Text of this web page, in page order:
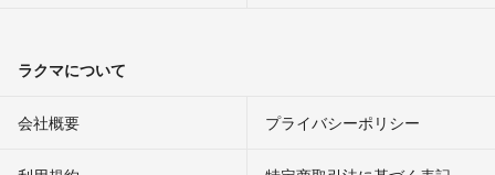
ラクマについて
会社概要 プライバシーポリシー